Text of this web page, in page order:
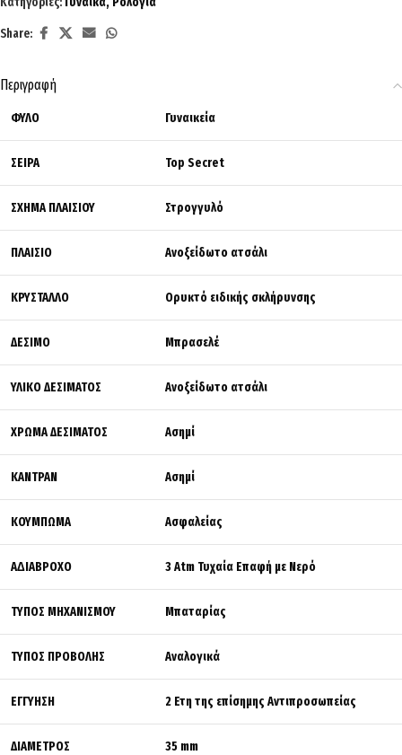
Share:
Περιγραφή
ΦΥΛΟ Γυναικεία
ΣΕΙΡΑ Top Secret
ΣΧΗΜΑ ΠΛΑΙΣΙΟΥ Στρογγυλό
ΠΛΑΙΣΙΟ Ανοξείδωτο ατσάλι
ΚΡΥΣΤΑΛΛΟ Ορυκτό ειδικής σκλήρυνσης
ΔΕΣΙΜΟ Μπρασελέ
ΥΛΙΚΟ ΔΕΣΙΜΑΤΟΣ Ανοξείδωτο ατσάλι
ΧΡΩΜΑ ΔΕΣΙΜΑΤΟΣ Ασημί
ΚΑΝΤΡΑΝ Ασημί
ΚΟΥΜΠΩΜΑ Ασφαλείας
Α∆ΙΑΒΡΟΧΟ 3 Atm Τυχαία Επαφή με Νερό
ΤΥΠΟΣ ΜΗΧΑΝΙΣΜΟΥ Μπαταρίας
ΤΥΠΟΣ ΠΡΟΒΟΛΗΣ Αναλογικά
ΕΓΓΥΗΣΗ 2 Ετη της επίσημης Αντιπροσωπείας
ΔΙΑΜΕΤΡΟΣ 35 mm